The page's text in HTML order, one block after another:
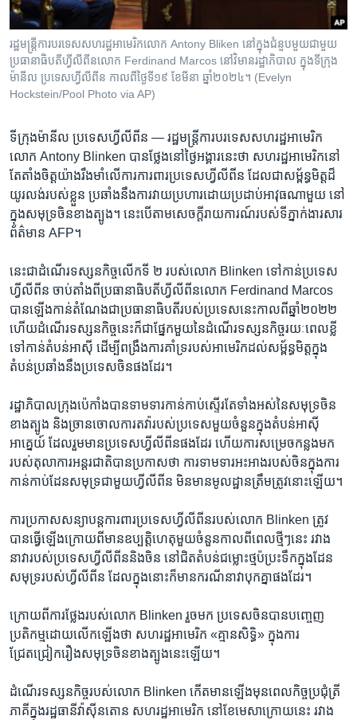
និង​
ចូល​
ទៅ​
កាន់​
ទំព័រ​
រក
បណ្តាញ​សង្គម
រដ្ឋមន្ត្រីការបរទេស​សហរដ្ឋអាមេរិក​លោក Antony Bliken នៅក្នុងជំនួបមួយជាមួយ
ប្រធានាធិបតីហ្វីលីពីនលោក Ferdinand Marcos នៅវិមានរដ្ឋាភិបាល ក្នុងទីក្រុង
ម៉ានីល ប្រទេសហ្វីលីពីន កាលពីថ្ងៃទី១៩ ខែមីនា ឆ្នាំ២០២៤។ (Evelyn
Hockstein/Pool Photo via AP)
ទីក្រុងម៉ានីល ប្រទេសហ្វីលីពីន — រដ្ឋមន្ត្រី​ការបរទេស​សហរដ្ឋ​អាមេរិក ​
លោក​ Antony Blinken​ បានថ្លែង​នៅ​ថ្ងៃ​អង្គារ​នេះ​ថា​ សហរដ្ឋ​អាមេរិកនៅ​
តែតាំង​ចិត្ត​យ៉ាង​រឹងមាំ​លើ​ការការពារប្រទេស​ហ្វីលីពីន​ ដែល​ជា​សម្ព័ន្ធមិត្ត​ដ៏​
យូរលង់​របស់​ខ្លួន ​ប្រឆាំង​នឹង​ការ​វាយប្រហារដោយ​ប្រដាប់អាវុធ​ណា​មួយ​ នៅ​
ក្នុង​សមុទ្រចិន​ខាង​ត្បូង។ នេះ​បើ​តាម​សេចក្តី​រាយការណ៍​របស់​ទីភ្នាក់ងារ​សារ
ព័ត៌មាន​ AFP។ ​
នេះ​ជា​ដំណើរ​ទស្សនកិច្ច​លើក​ទី ២ របស់​លោក ​Blinken ​ទៅ​កាន់​ប្រទេស​
ហ្វីលីពីន​ ចាប់​តាំង​ពី​ប្រធានាធិបតី​ហ្វីលីពីន​លោក​ Ferdinand Marcos
បាន​ឡើង​កាន់តំណែង​ជា​ប្រធានាធិបតី​របស់​ប្រទេស​នេះកាលពីឆ្នាំ​២០២២​
ហើយ​ដំណើរទស្សនកិច្ច​នេះក៏ជា​ផ្នែក​មួយនៃ​ដំណើរ​ទស្សនកិច្ច​រយៈពេល​ខ្លី​
ទៅកាន់តំបន់​អាស៊ី​ ដើម្បី​ពង្រឹង​ការគាំទ្រ​របស់​អាមេរិក​ដល់​សម្ព័ន្ធមិត្ត​ក្នុង​
តំបន់​ប្រឆាំង​នឹង​ប្រទេស​ចិនផងដែរ។
រដ្ឋាភិបាល​ក្រុង​ប៉េកាំងបាន​ទាមទារ​កាន់កាប់ស្ទើរ​តែ​ទាំង​អស់​នៃ​សមុទ្រចិន​
ខាង​ត្បូង​ និង​ច្រានចោល​ការតវ៉ា​របស់ប្រទេស​មួយ​ចំនួន​ក្នុង​តំបន់​អាស៊ី
អាគ្នេយ៍ ដែល​រួម​មាន​ប្រទេស​ហ្វីលីពីន​ផង​ដែរ​ ហើយ​ការសម្រេចកន្លង​មក​
របស់​តុលាការ​អន្តរជាតិ​បាន​ប្រកាស​ថា​ ការ​ទាមទារ​អះអាង​របស់​ចិនក្នុង​ការ​
កាន់កាប់​ដែនសមុទ្រជា​មួយ​ហ្វីលីពីន​ មិន​មាន​មូលដ្ឋាន​ត្រឹមត្រូវ​នោះ​ឡើយ។
ការ​ប្រកាស​សន្យា​បន្តការពារ​ប្រទេស​ហ្វីលីពីន​របស់​លោក ​Blinken​ ត្រូវ​
បាន​ធ្វើ​ឡើង​ក្រោយពីមាន​ឧប្បត្តិហេតុ​មួយ​ចំនួន​កាល​ពី​ពេល​ថ្មី​ៗ​នេះ រវាង​
នាវារបស់ប្រទេស​ហ្វីលីពីន​និង​ចិន​ នៅ​ជិត​តំបន់​ជម្លោះ​ថ្មប៉ប្រះទឹកក្នុង​ដែន​
សមុទ្រ​របស់ហ្វីលីពីន​ ​ដែលក្នុង​នោះ​ក៏​មានករណីនាវា​បុក​គ្នា​ផង​ដែរ។​
ក្រោយ​ពី​ការ​ថ្លែង​របស់​លោក Blinken ​រួច​មក​ ​ប្រទេស​ចិន​បានបញ្ចេញ​
ប្រតិកម្ម​ដោយ​លើក​ឡើង​ថា​ ​សហរដ្ឋ​អាមេរិក «​គ្មាន​សិទ្ធិ» ក្នុង​ការ​
ជ្រែតជ្រៀករឿង​សមុទ្រ​ចិន​ខាង​ត្បូង​នេះ​ឡើយ។
ដំណើរ​ទស្សនកិច្ច​របស់លោក​ Blinken កើត​មាន​ឡើង​មុន​ពេល​កិច្ចប្រជុំ​ត្រី
ភាគី​ក្នុង​រដ្ឋធានី​វ៉ាស៊ីនតោន​ សហរដ្ឋ​អាមេរិក ​នៅ​ខែមេសាក្រោយ​នេះ រវាង​